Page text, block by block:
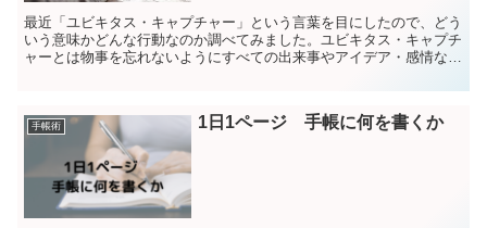
最近「ユビキタス・キャプチャー」という言葉を目にしたので、どう
いう意味かどんな行動なのか調べてみました。ユビキタス・キャプチ
ャーとは物事を忘れないようにすべての出来事やアイデア・感情など
手帳術 1日1ページ 手帳に何を書くか